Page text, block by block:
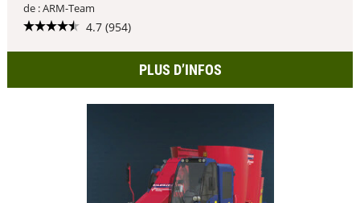
de : ARM-Team
4.7 (954)
PLUS D’INFOS